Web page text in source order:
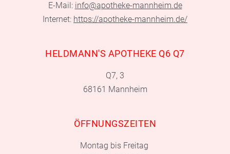
E-Mail: info@apotheke-mannheim.de
Internet: https://apotheke-mannheim.de/
HELDMANN'S APOTHEKE Q6 Q7
Q7, 3
68161 Mannheim
ÖFFNUNGSZEITEN
Montag bis Freitag